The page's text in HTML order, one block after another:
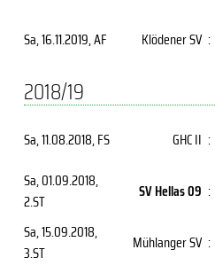
Sa, 16.11.2019, AF Klödener SV :
2018/19
Sa, 11.08.2018, FS GHC II :
Sa, 01.09.2018,
2.ST
SV Hellas 09 :
Sa, 15.09.2018,
3.ST
Mühlanger SV :